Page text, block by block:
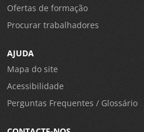
Ofertas de formação
Procurar trabalhadores
AJUDA
Mapa do site
Acessibilidade
Perguntas Frequentes / Glossário